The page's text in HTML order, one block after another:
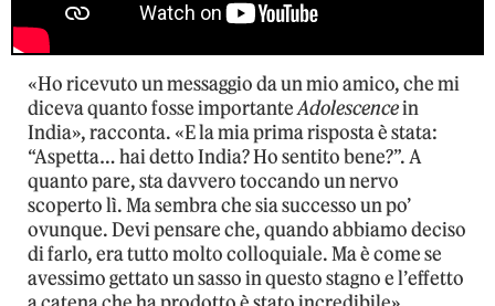
«Ho ricevuto un messaggio da un mio amico, che mi
diceva quanto fosse importanteAdolescencein
India», racconta. «E la mia prima risposta è stata:
“Aspetta… hai detto India? Ho sentito bene?”. A
quanto pare, sta davvero toccando un nervo
scoperto lì. Ma sembra che sia successo un po’
ovunque. Devi pensare che, quando abbiamo deciso
di farlo, era tutto molto colloquiale. Ma è come se
avessimo gettato un sasso in questo stagno e l’effetto